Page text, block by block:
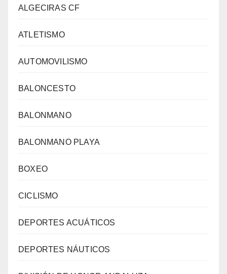
ALGECIRAS CF
ATLETISMO
AUTOMOVILISMO
BALONCESTO
BALONMANO
BALONMANO PLAYA
BOXEO
CICLISMO
DEPORTES ACUÁTICOS
DEPORTES NÁUTICOS